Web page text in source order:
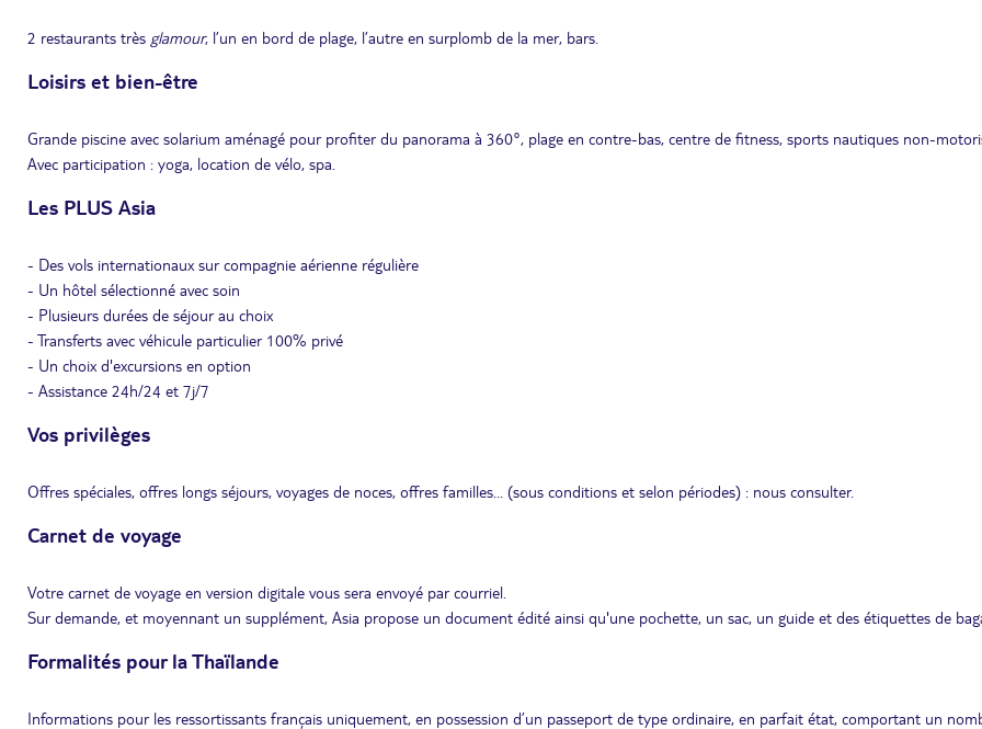
2 restaurants très glamour, l’un en bord de plage, l’autre en surplomb de la mer, bars.
Loisirs et bien-être
Grande piscine avec solarium aménagé pour profiter du panorama à 360°, plage en contre-bas, centre de fitness, sports nautiques non-
Avec participation : yoga, location de vélo, spa.
Les PLUS Asia
- Des vols internationaux sur compagnie aérienne régulière
- Un hôtel sélectionné avec soin
- Plusieurs durées de séjour au choix
- Transferts avec véhicule particulier 100% privé
- Un choix d'excursions en option
- Assistance 24h/24 et 7j/7
Vos privilèges
Offres spéciales, offres longs séjours, voyages de noces, offres familles... (sous conditions et selon périodes) : nous consulter.
Carnet de voyage
Votre carnet de voyage en version digitale vous sera envoyé par courriel.
Sur demande, et moyennant un supplément, Asia propose un document édité ainsi qu'une pochette, un sac, un guide et des étiquettes de
Formalités pour la Thaïlande
Informations pour les ressortissants français uniquement, en possession d’un passeport de type ordinaire, en parfait état, comportant un